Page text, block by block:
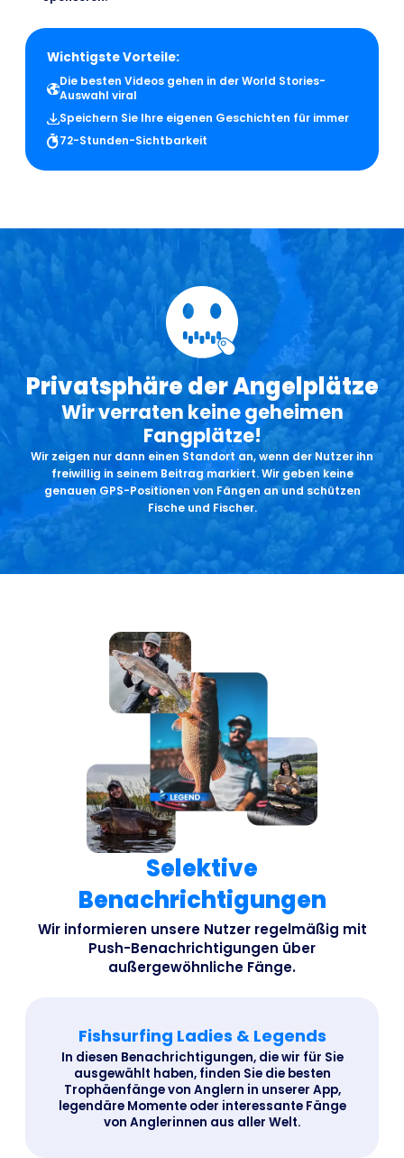
Wichtigste Vorteile:
Die besten Videos gehen in der World Stories-
Auswahl viral
Speichern Sie Ihre eigenen Geschichten für immer
72-Stunden-Sichtbarkeit
Privatsphäre der Angelplätze
Wir verraten keine geheimen
Fangplätze!
Wir zeigen nur dann einen Standort an, wenn der Nutzer ihn
freiwillig in seinem Beitrag markiert. Wir geben keine
genauen GPS-Positionen von Fängen an und schützen
Fische und Fischer.
Selektive
Benachrichtigungen
Wir informieren unsere Nutzer regelmäßig mit
Push-Benachrichtigungen über
außergewöhnliche Fänge.
Fishsurfing Ladies & Legends
In diesen Benachrichtigungen, die wir für Sie
ausgewählt haben, finden Sie die besten
Trophäenfänge von Anglern in unserer App,
legendäre Momente oder interessante Fänge
von Anglerinnen aus aller Welt.